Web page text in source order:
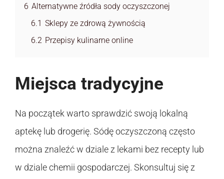
6 Alternatywne źródła sody oczyszczonej
6.1 Sklepy ze zdrową żywnością
6.2 Przepisy kulinarne online
Miejsca tradycyjne
Na początek warto sprawdzić swoją lokalną
aptekę lub drogerię. Sódę oczyszczoną często
można znaleźć w dziale z lekami bez recepty lub
w dziale chemii gospodarczej. Skonsultuj się z